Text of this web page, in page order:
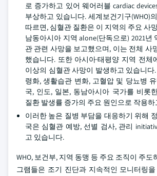
로 증가하고 있어 웨어러블 cardiac
부상하고 있습니다. 세계보건기구(WHO)
따르면, 심혈관 질환은 이 지역의 주요 사
남동아시아 지역 alone(단독으로) 2021년
관 관련 사망을 보고했으며, 이는 전체 사
했습니다. 또한 아시아·태평양 지역 전체
이상의 심혈관 사망이 발생하고 있습니다
령화, 생활습관 변화, 고혈압 및 당뇨병
국, 인도, 일본, 동남아시아 국가를 비롯
질환 발생률 증가의 주요 원인으로 작용
이러한 높은 질병 부담을 대응하기 위해
국은 심혈관 예방, 선별 검사, 관리
고 있습니다.
WHO, 보건부, 지역 동맹 등 주요 조직이 주도
그램들은 조기 진단과 지속적인 모니터링